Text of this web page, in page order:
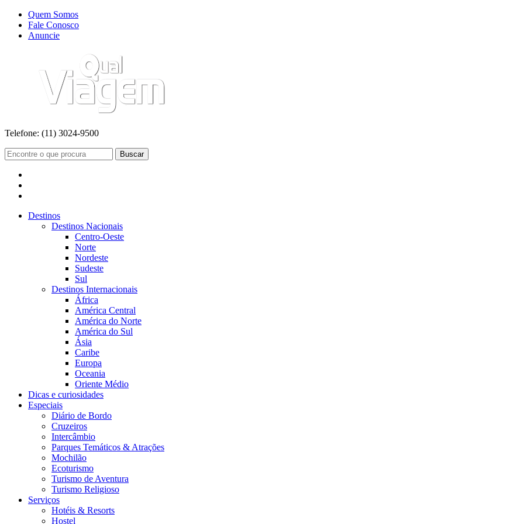
Quem Somos
Fale Conosco
Anuncie
Telefone: (11) 3024-9500
Buscar
Destinos
Destinos Nacionais
Centro-Oeste
Norte
Nordeste
Sudeste
Sul
Destinos Internacionais
África
América Central
América do Norte
América do Sul
Ásia
Caribe
Europa
Oceania
Oriente Médio
Dicas e curiosidades
Especiais
Diário de Bordo
Cruzeiros
Intercâmbio
Parques Temáticos & Atrações
Mochilão
Ecoturismo
Turismo de Aventura
Turismo Religioso
Serviços
Hotéis & Resorts
Hostel